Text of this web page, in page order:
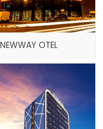
NEWWAY OTEL